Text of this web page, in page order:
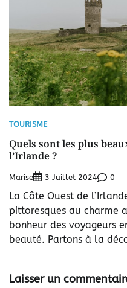
TOURISME
Quels sont les plus
l’Irlande ?
Marise 3 Juillet 2024 0
La Côte Ouest de
pittoresques au charme
bonheur des voyageurs
beauté. Partons à la
Laisser un